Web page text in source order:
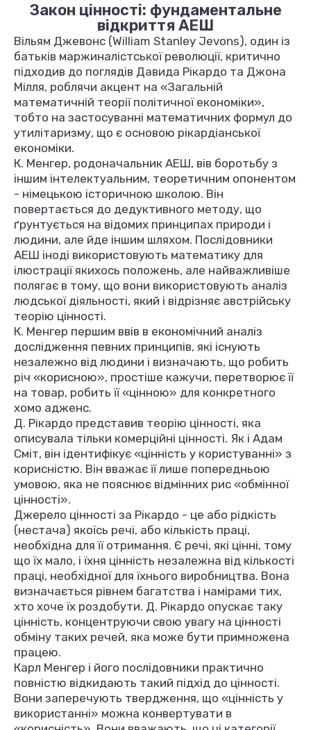
Закон цінності: фундаментальне
відкриття АЕШ
Вільям Джевонс (William Stanley Jevons), один із
батьків маржиналістської революції, критично
підходив до поглядів Давида Рікардо та Джона
Мілля, роблячи акцент на «Загальній
математичній теорії політичної економіки»,
тобто на застосуванні математичних формул до
утилітаризму, що є основою рікардіанської
економіки.
К. Менгер, родоначальник АЕШ, вів боротьбу з
іншим інтелектуальним, теоретичним опонентом
- німецькою історичною школою. Він
повертається до дедуктивного методу, що
ґрунтується на відомих принципах природи і
людини, але йде іншим шляхом. Послідовники
АЕШ іноді використовують математику для
ілюстрації якихось положень, але найважливіше
полягає в тому, що вони використовують аналіз
людської діяльності, який і відрізняє австрійську
теорію цінності.
К. Менгер першим ввів в економічний аналіз
дослідження певних принципів, які існують
незалежно від людини і визначають, що робить
річ «корисною», простіше кажучи, перетворює її
на товар, робить її «цінною» для конкретного
хомо адженс.
Д. Рікардо представив теорію цінності, яка
описувала тільки комерційні цінності. Як і Адам
Сміт, він ідентифікує «цінність у користуванні» з
корисністю. Він вважає її лише попередньою
умовою, яка не пояснює відмінних рис «обмінної
цінності».
Джерело цінності за Рікардо - це або рідкість
(нестача) якоїсь речі, або кількість праці,
необхідна для її отримання. Є речі, які цінні, тому
що їх мало, і їхня цінність незалежна від кількості
праці, необхідної для їхнього виробництва. Вона
визначається рівнем багатства і намірами тих,
хто хоче їх роздобути. Д. Рікардо опускає таку
цінність, концентруючи свою увагу на цінності
обміну таких речей, яка може бути примножена
працею.
Карл Менгер і його послідовники практично
повністю відкидають такий підхід до цінності.
Вони заперечують твердження, що «цінність у
використанні» можна конвертувати в